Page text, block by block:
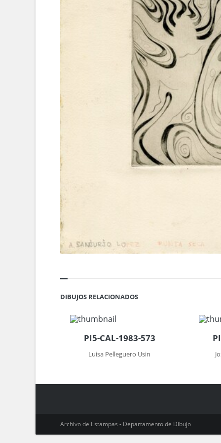
DIBUJOS RELACIONADOS
PI5-CAL-1983-573
Luisa Pelleguero Usin
Archivo de Estampas - Departamento de Dibujo